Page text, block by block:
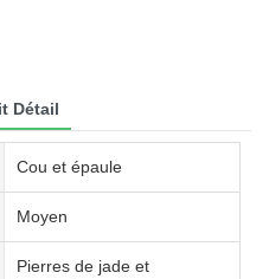
Détail
Cou et épaule
Moyen
Pierres de jade et